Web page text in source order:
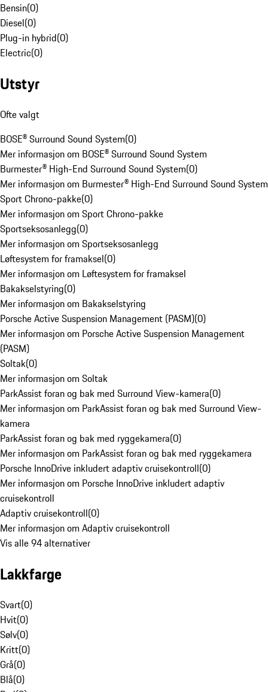
Bensin(0)
Diesel(0)
Plug-in hybrid(0)
Electric(0)
Utstyr
Ofte valgt
BOSE® Surround Sound System(0)
Mer informasjon om BOSE® Surround Sound System
Burmester® High-End Surround Sound System(0)
Mer informasjon om Burmester® High-End Surround Sound System
Sport Chrono-pakke(0)
Mer informasjon om Sport Chrono-pakke
Sportseksosanlegg(0)
Mer informasjon om Sportseksosanlegg
Løftesystem for framaksel(0)
Mer informasjon om Løftesystem for framaksel
Bakakselstyring(0)
Mer informasjon om Bakakselstyring
Porsche Active Suspension Management (PASM)(0)
Mer informasjon om Porsche Active Suspension Management
(PASM)
Soltak(0)
Mer informasjon om Soltak
ParkAssist foran og bak med Surround View-kamera(0)
Mer informasjon om ParkAssist foran og bak med Surround View-
kamera
ParkAssist foran og bak med ryggekamera(0)
Mer informasjon om ParkAssist foran og bak med ryggekamera
Porsche InnoDrive inkludert adaptiv cruisekontroll(0)
Mer informasjon om Porsche InnoDrive inkludert adaptiv
cruisekontroll
Adaptiv cruisekontroll(0)
Mer informasjon om Adaptiv cruisekontroll
Vis alle 94 alternativer
Lakkfarge
Svart(0)
Hvit(0)
Sølv(0)
Kritt(0)
Grå(0)
Blå(0)